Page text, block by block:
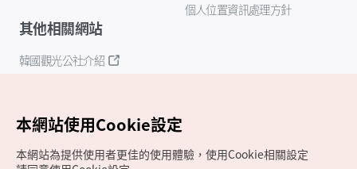
個人位置資訊處理方針
其他相關網站
韓國觀光公社介紹
本網站使用Cookie設定
本網站為提供使用者更佳的使用體驗，使用Cookie相關設定